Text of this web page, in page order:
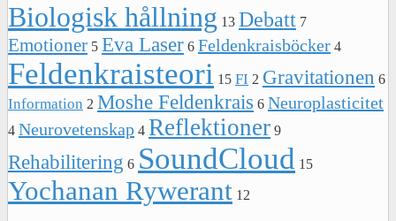
Biologisk hållning 13 Debatt 7
Emotioner 5 Eva Laser 6 Feldenkraisböcker 4
Feldenkraisteori 15 FI 2 Gravitationen 6
Information 2 Moshe Feldenkrais 6 Neuroplasticitet
4 Neurovetenskap 4 Reflektioner 9
Rehabilitering 6 SoundCloud 15
Yochanan Rywerant 12